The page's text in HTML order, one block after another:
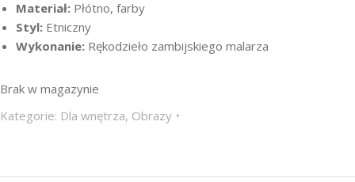
Materiał: Płótno, farby
Styl: Etniczny
Wykonanie: Rękodzieło zambijskiego malarza
Brak w magazynie
Kategorie: Dla wnętrza, Obrazy